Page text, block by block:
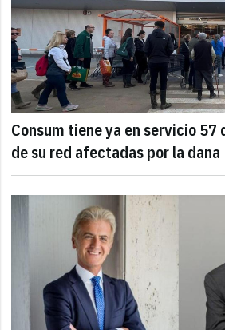
Consum tiene ya en servicio 57
de su red afectadas por la dana